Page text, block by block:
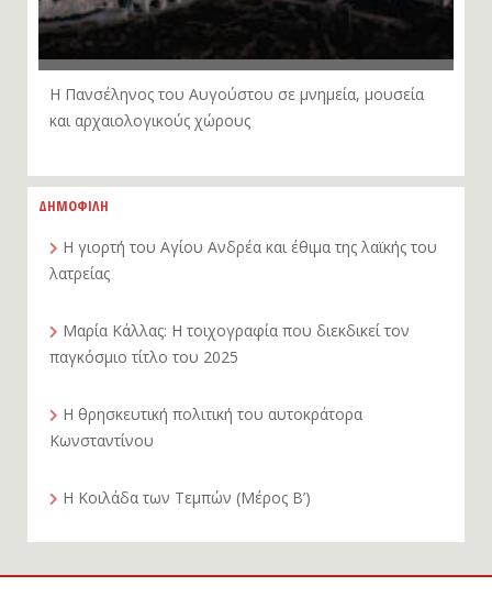
Η Πανσέληνος του Αυγούστου σε μνημεία, μουσεία
και αρχαιολογικούς χώρους
ΔΗΜΟΦΙΛΗ
Η γιορτή του Αγίου Ανδρέα και έθιμα της λαϊκής του
λατρείας
Μαρία Κάλλας: Η τοιχογραφία που διεκδικεί τον
παγκόσμιο τίτλο του 2025
Η θρησκευτική πολιτική του αυτοκράτορα
Κωνσταντίνου
Η Κοιλάδα των Τεμπών (Μέρος Β’)